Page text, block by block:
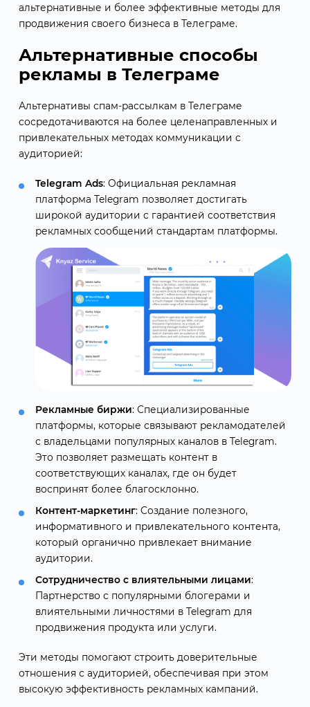
альтернативные и более эффективные методы для
продвижения своего бизнеса в Телеграме.
Альтернативные способы
рекламы в Телеграме
Альтернативы спам-рассылкам в Телеграме
сосредотачиваются на более целенаправленных и
привлекательных методах коммуникации с
аудиторией:
Telegram Ads: Официальная рекламная
платформа Telegram позволяет достигать
широкой аудитории с гарантией соответствия
рекламных сообщений стандартам платформы.
Рекламные биржи: Специализированные
платформы, которые связывают рекламодателей
с владельцами популярных каналов в Telegram.
Это позволяет размещать контент в
соответствующих каналах, где он будет
воспринят более благосклонно.
Контент-маркетинг: Создание полезного,
информативного и привлекательного контента,
который органично привлекает внимание
аудитории.
Сотрудничество с влиятельными лицами:
Партнерство с популярными блогерами и
влиятельными личностями в Telegram для
продвижения продукта или услуги.
Эти методы помогают строить доверительные
отношения с аудиторией, обеспечивая при этом
высокую эффективность рекламных кампаний.